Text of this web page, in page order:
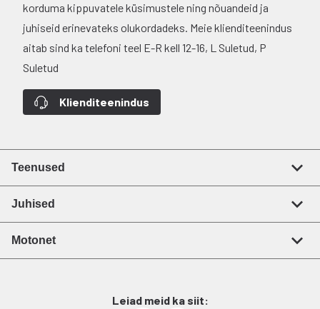
korduma kippuvatele küsimustele ning nõuandeid ja
juhiseid erinevateks olukordadeks. Meie klienditeenindus
aitab sind ka telefoni teel E-R kell 12-16, L Suletud, P
Suletud
Klienditeenindus
Teenused
Juhised
Motonet
Leiad meid ka siit: